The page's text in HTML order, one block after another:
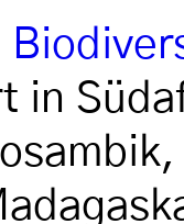
in